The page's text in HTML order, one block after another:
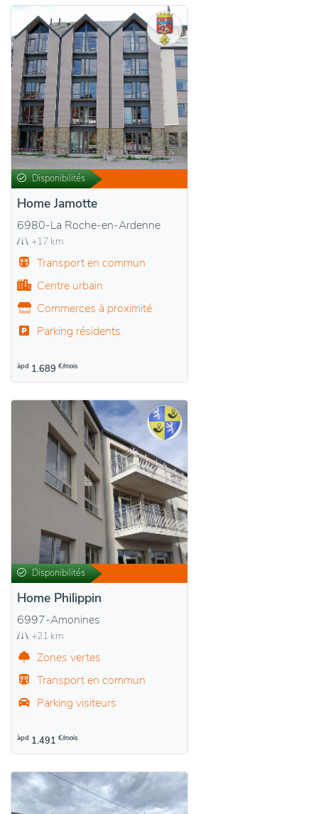
Disponibilités
Home Jamotte
6980-La Roche-en-Ardenne
+17 km
Transport en commun
Centre urbain
Commerces à proximité
Parking résidents
àpd 1.689 €/mois
Disponibilités
Home Philippin
6997-Amonines
+21 km
Zones vertes
Transport en commun
Parking visiteurs
àpd 1.491 €/mois